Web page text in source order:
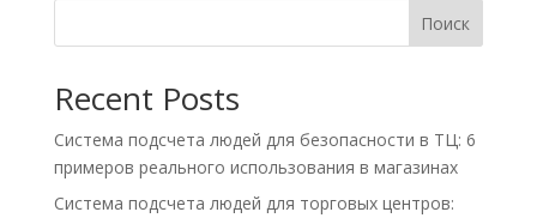
Поиск
Recent Posts
Система подсчета людей для безопасности в ТЦ: 6
примеров реального использования в магазинах
Система подсчета людей для торговых центров: